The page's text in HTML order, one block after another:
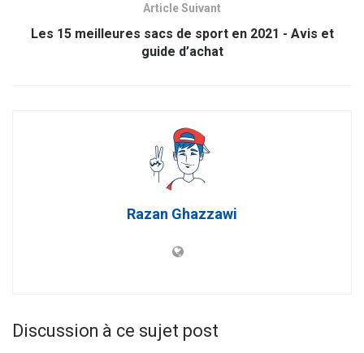
Article Suivant
Les 15 meilleures sacs de sport en 2021 - Avis et
guide d’achat
Razan Ghazzawi
Discussion à ce sujet post